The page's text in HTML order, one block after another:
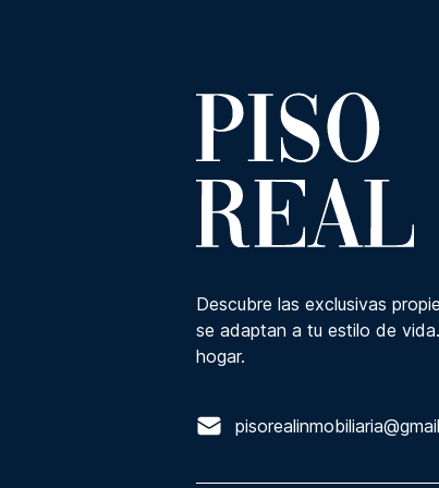
Descubre las exclusivas
se adaptan a tu estilo de
hogar.